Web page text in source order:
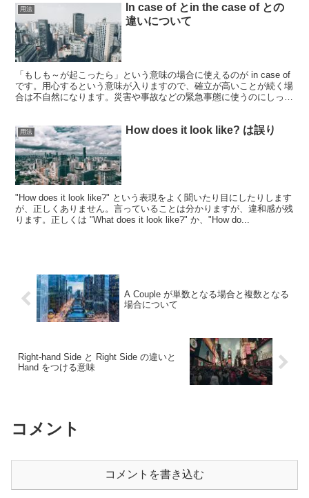
用法
In case of とin the case of との
違いについて
「もしも～が起こったら」という意味の場合に使えるのが in case of
です。用心するという意味が入りますので、確立が高いことが続く場
合は不自然になります。災害や事故などの緊急事態に使うのにしっく
用法 How does it look like? は誤り
"How does it look like?" という表現をよく聞いたり目にしたりします
が、正しくありません。言っていることは分かりますが、違和感が残
ります。正しくは "What does it look like?" か、"How do...
A Couple が単数となる場合と複数となる
場合について
Right-hand Side と Right Side の違いと
Hand をつける意味
コメント
コメントを書き込む